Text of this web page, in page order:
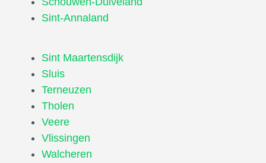
Sint-Annaland
Sint Maartensdijk
Sluis
Terneuzen
Tholen
Veere
Vlissingen
Walcheren